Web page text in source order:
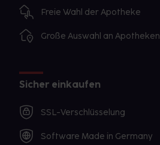
Freie Wahl der Apotheke
Große Auswahl an Apotheken
Sicher einkaufen
SSL-Verschlüsselung
Software Made in Germany